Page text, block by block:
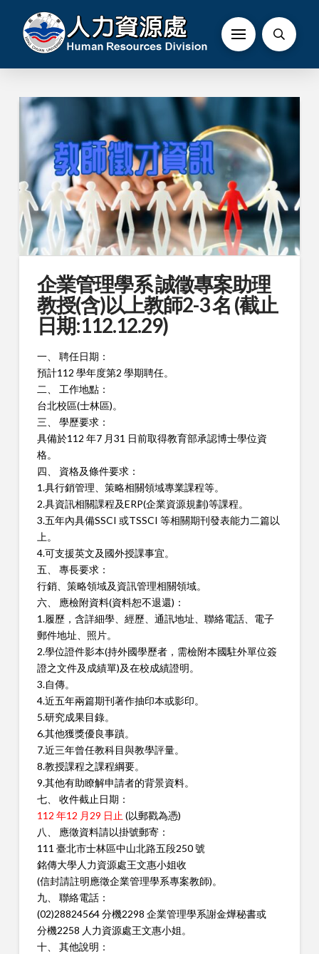
企業管理學系 誠徵專案助理
教授(含)以上教師2-3 名 (截止
日期:112.12.29)
一、 聘任日期：
預計112 學年度第2 學期聘任。
二、 工作地點：
台北校區(士林區)。
三、 學歷要求：
具備於112 年7 月31 日前取得教育部承認博士學位資
格。
四、 資格及條件要求：
1.具行銷管理、策略相關領域專業課程等。
2.具資訊相關課程及ERP(企業資源規劃)等課程。
3.五年內具備SSCI 或TSSCI 等相關期刊發表能力二篇以
上。
4.可支援英文及國外授課事宜。
五、 專長要求：
行銷、策略領域及資訊管理相關領域。
六、 應檢附資料(資料恕不退還)：
1.履歷，含詳細學、經歷、通訊地址、聯絡電話、電子
郵件地址、 照片。
2.學位證件影本(持外國學歷者，需檢附本國駐外單位簽
證之文件及成績單)及在校成績證明。
3.自傳。
4.近五年兩篇期刊著作抽印本或影印。
5.研究成果目錄。
6.其他獲獎優良事蹟。
7.近三年曾任教科目與教學評量。
8.教授課程之課程綱要。
9.其他有助瞭解申請者的背景資料。
七、 收件截止日期：
112 年12 月29 日止 (以郵戳為憑)
八、 應徵資料請以掛號郵寄：
111 臺北市士林區中山北路五段250 號
銘傳大學人力資源處王文惠小姐收
(信封請註明應徵企業管理學系專案教師)。
九、 聯絡電話：
(02)28824564 分機2298 企業管理學系謝金燁秘書或
分機2258 人力資源處王文惠小姐。
十、 其他說明：